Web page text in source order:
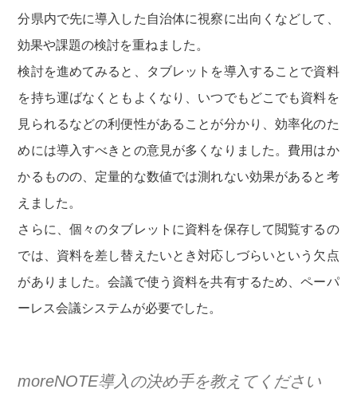
分県内で先に導入した自治体に視察に出向くなどして、
効果や課題の検討を重ねました。
検討を進めてみると、タブレットを導入することで資料
を持ち運ばなくともよくなり、いつでもどこでも資料を
見られるなどの利便性があることが分かり、効率化のた
めには導入すべきとの意見が多くなりました。費用はか
かるものの、定量的な数値では測れない効果があると考
えました。
さらに、個々のタブレットに資料を保存して閲覧するの
では、資料を差し替えたいとき対応しづらいという欠点
がありました。会議で使う資料を共有するため、ペーパ
ーレス会議システムが必要でした。
moreNOTE導入の決め手を教えてください